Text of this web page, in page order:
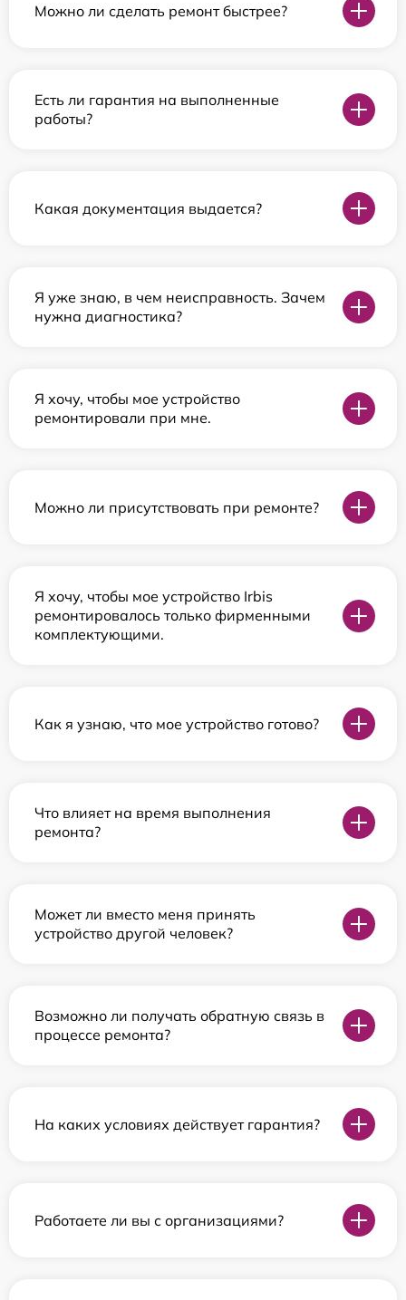
Можно ли сделать ремонт быстрее?
Есть ли гарантия на выполненные
работы?
Какая документация выдается?
Я уже знаю, в чем неисправность. Зачем
нужна диагностика?
Я хочу, чтобы мое устройство
ремонтировали при мне.
Можно ли присутствовать при ремонте?
Я хочу, чтобы мое устройство Irbis
ремонтировалось только фирменными
комплектующими.
Как я узнаю, что мое устройство готово?
Что влияет на время выполнения
ремонта?
Может ли вместо меня принять
устройство другой человек?
Возможно ли получать обратную связь в
процессе ремонта?
На каких условиях действует гарантия?
Работаете ли вы с организациями?